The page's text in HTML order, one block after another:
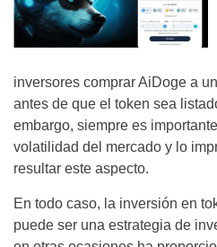
inversores comprar AiDoge a
antes de que el token sea
embargo, siempre es
volatilidad del mercado y lo
resultar este aspecto.
En todo caso, la inversión en
puede ser una estrategia de